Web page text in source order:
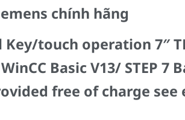
chính hãng
Key/touch operation 7″
Basic V13/ STEP 7
free of charge see